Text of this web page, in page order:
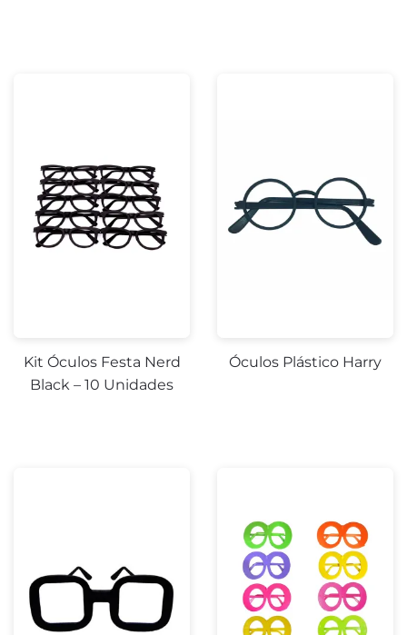
Kit Óculos Festa Nerd
Black – 10 Unidades
Óculos Plástico Harry